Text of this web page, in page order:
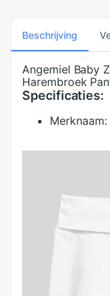
Beschrijving
Angemiel Baby
Harembroek
Specificaties:
Merknaam: